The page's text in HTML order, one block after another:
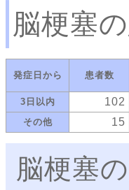
脳梗塞
発症日から 患者数
3日以内 102
その他 15
脳梗塞